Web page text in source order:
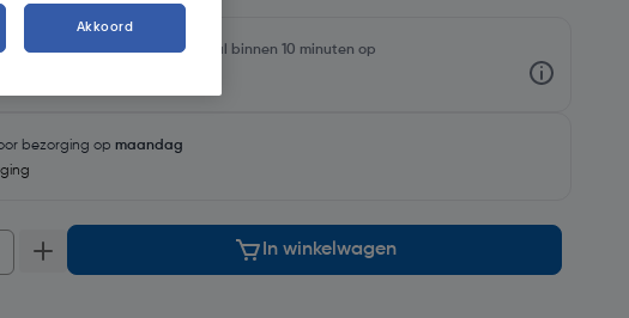
- Bekijk voorraadniveaus en haal binnen 10 minuten op
bezorging op maandag
In winkelwagen
Akkoord